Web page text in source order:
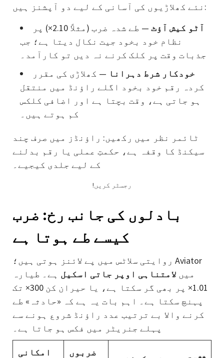
نئے کھلاڑیوں کی آسانی کے لیے دو آپشنز ہیں:
آٹو کیش آؤٹ
— طے شدہ ضرب (مثلاً 2.10×) پر
نظام خود بخود جیت نکال دیتا ہے؛ جب
جذبات وقت پر کلک کرنے نہ دیں تو کارآمد۔
خودکار شرط دہرانا — کھلاڑی کی مقرر
کردہ رقم خود بخود اگلے راؤنڈ میں منتقل
ہو جاتی ہے، وقت بچتا ہے اور اضافی کلکس
کم ہوتے ہیں۔
ٹائمر نظر میں رکھیں: راؤنڈز میں صرف چند
سیکنڈ کا وقفہ ہے، حکمتِ عملی یا رقم بدلنے
کے لیے جلدی کیجیے۔
!رجسٹر کریں
بادلوں کی جانب رخ: ضرب
کیسے طے ہوتا ہے
روایتی سلاٹس میں پے لائنز ہوتی ہیں؛ Aviator
میں لامتناہی اوپر جاتی اسکیل ہے۔ طیارہ
1.01× پر بھی گر سکتا ہے، یا حیران کن 300× تک
پہنچ سکتا ہے۔ اہم بات یہ ہے کہ «حادثہ» طے
کرنے والا بے ترتیب عدد راؤنڈ شروع ہونے سے
پہلے جنریٹر میں فکس ہو جاتا ہے۔
امکانی
ضربوں